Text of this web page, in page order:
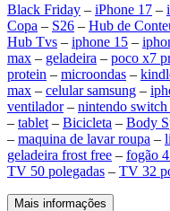
Black Friday – iPhone 17 –
Copa – S26 – Hub de
Hub Tvs – iphone 15 –
max – geladeira – poco x7
protein – microondas –
max – celular samsung –
ventilador– nintendo switch
– tablet – Bicicleta – Body
– maquina de lavar roupa –
geladeira frost free – fogão
TV 50 polegadas – TV 32
Mais informações